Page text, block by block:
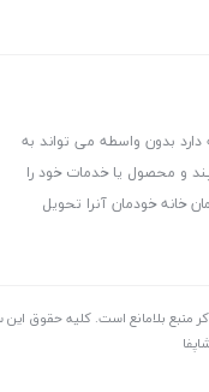
دارد بدون واسطه می تواند به
و محصول یا خدمات خود را
خانه خودمان آنرا تحویل
منبع بلامانع است. کليه حقوق